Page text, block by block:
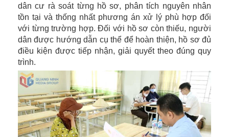
dân cư rà soát từng hồ sơ, phân tích nguyên nhân
tồn tại và thống nhất phương án xử lý phù hợp đối
với từng trường hợp. Đối với hồ sơ còn thiếu, người
dân được hướng dẫn cụ thể để hoàn thiện, hồ sơ đủ
điều kiện được tiếp nhận, giải quyết theo đúng quy
trình.